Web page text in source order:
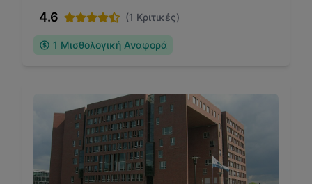
4.6 (1 Κριτικές)
1 Μισθολογική Αναφορά